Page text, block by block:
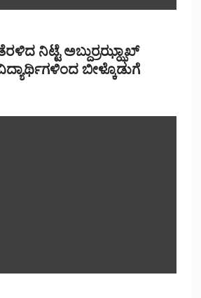
ನಿಟ್ಟೆ ಅಬ್ದುರ್ರಝ್ಝಾಖ್
ಬೀಳ್ಕೊಡುಗೆ